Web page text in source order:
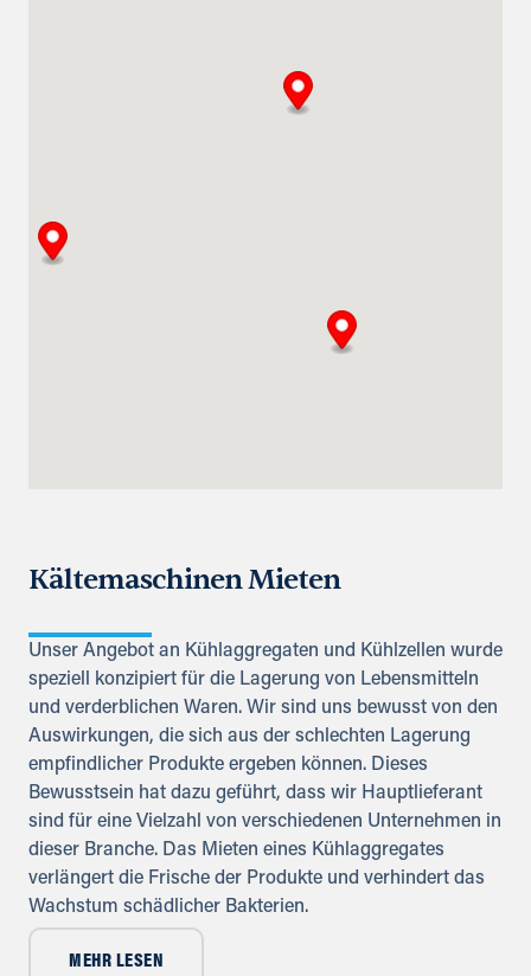
Kältemaschinen Mieten
Unser Angebot an Kühlaggregaten und Kühlzellen wurde
speziell konzipiert für die Lagerung von Lebensmitteln
und verderblichen Waren. Wir sind uns bewusst von den
Auswirkungen, die sich aus der schlechten Lagerung
empfindlicher Produkte ergeben können. Dieses
Bewusstsein hat dazu geführt, dass wir Hauptlieferant
sind für eine Vielzahl von verschiedenen Unternehmen in
dieser Branche. Das Mieten eines Kühlaggregates
verlängert die Frische der Produkte und verhindert das
Wachstum schädlicher Bakterien.
MEHR LESEN